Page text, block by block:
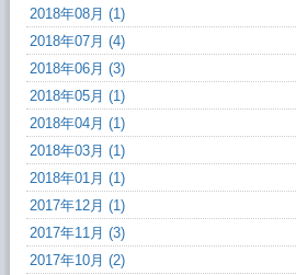
2018年08月 (1)
2018年07月 (4)
2018年06月 (3)
2018年05月 (1)
2018年04月 (1)
2018年03月 (1)
2018年01月 (1)
2017年12月 (1)
2017年11月 (3)
2017年10月 (2)